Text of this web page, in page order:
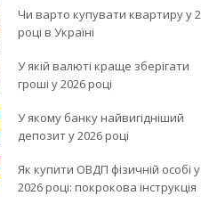
Чи варто купувати квартиру у
році в Україні
У якій валюті краще зберігати
гроші у 2026 році
У якому банку найвигідніший
депозит у 2026 році
Як купити ОВДП фізичній особі у
2026 році: покрокова інструкція